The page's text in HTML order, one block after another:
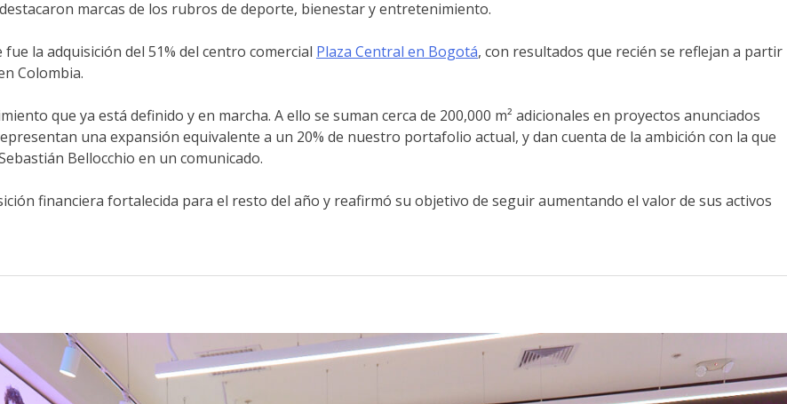
marcas de los rubros de deporte, bienestar y entretenimiento.
la adquisición del 51% del centro comercial Plaza Central en Bogotá, con resultados que recién se reflejan a partir
Colombia.
que ya está definido y en marcha. A ello se suman cerca de 200,000 m² adicionales en proyectos anunciados
una expansión equivalente a un 20% de nuestro portafolio actual, y dan cuenta de la ambición con la que
Bellocchio en un comunicado.
financiera fortalecida para el resto del año y reafirmó su objetivo de seguir aumentando el valor de sus activos